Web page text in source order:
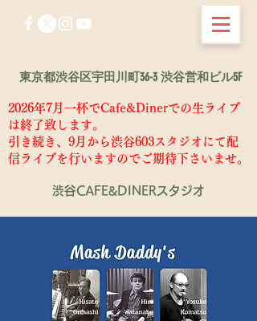
東京都渋谷区宇田川町36-3 渋谷営和ビル5F
渋谷CAFE&DINERスタジオ
2026年7月一杯でCafe&Dinerでの生ライブ
は終了致します。
​引き続き、9月から渋谷603スタジオにて配
信ライブを行いますのでご期待下さいませ。